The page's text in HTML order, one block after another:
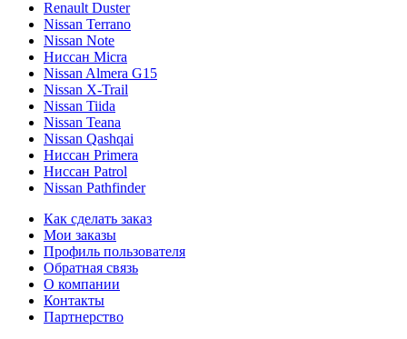
Renault Duster
Nissan Terrano
Nissan Note
Ниссан Micra
Nissan Almera G15
Nissan X-Trail
Nissan Tiida
Nissan Teana
Nissan Qashqai
Ниссан Primera
Ниссан Patrol
Nissan Pathfinder
Как сделать заказ
Мои заказы
Профиль пользователя
Обратная связь
О компании
Контакты
Партнерство